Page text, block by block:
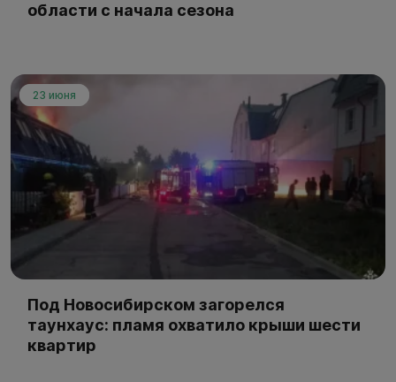
области с начала сезона
23 июня
Под Новосибирском загорелся
таунхаус: пламя охватило крыши шести
квартир